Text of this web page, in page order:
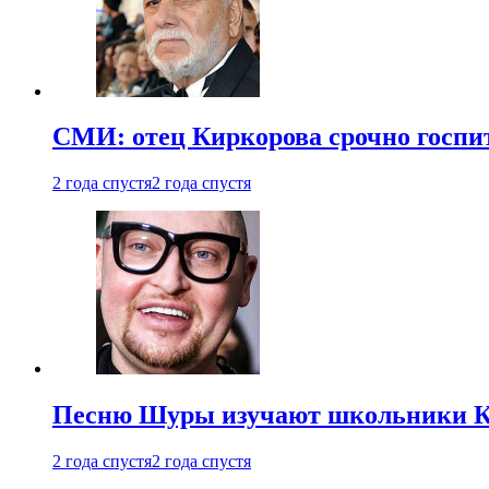
СМИ: отец Киркорова срочно
2 года спустя2 года спустя
Песню Шуры изучают школьники
2 года спустя2 года спустя